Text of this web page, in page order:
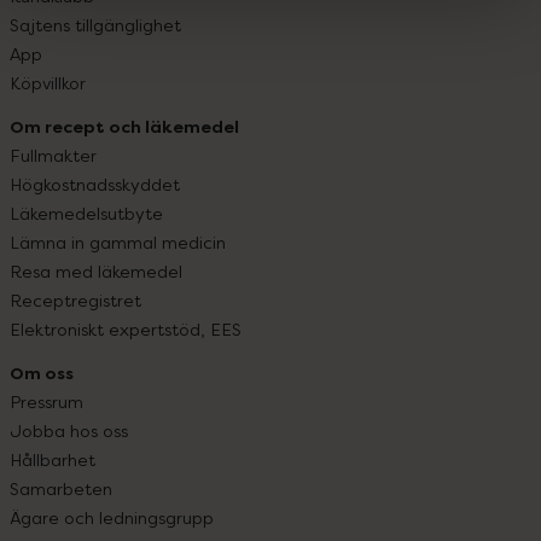
Sajtens tillgänglighet
App
Köpvillkor
Om recept och läkemedel
Fullmakter
Högkostnadsskyddet
Läkemedelsutbyte
Lämna in gammal medicin
Resa med läkemedel
Receptregistret
Elektroniskt expertstöd, EES
Om oss
Pressrum
Jobba hos oss
Hållbarhet
Samarbeten
Ägare och ledningsgrupp